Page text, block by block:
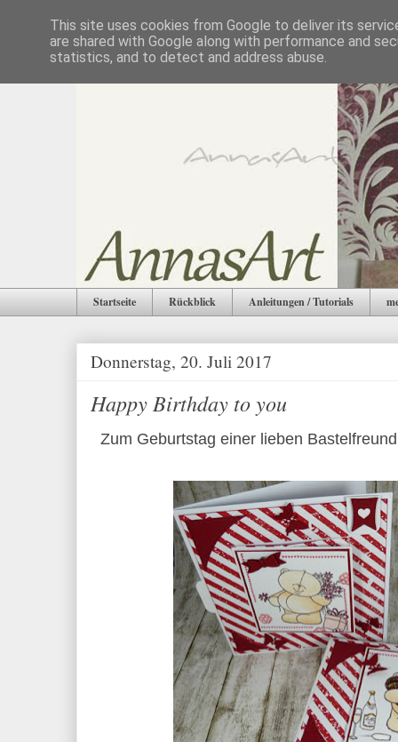
Startseite Rückblick Anleitungen / Tutorials
Donnerstag, 20. Juli 2017
Happy Birthday to you
Zum Geburtstag einer lieben
This site uses cookies from Google to deliver its
are shared with Google along with performance and
statistics, and to detect and address abuse.